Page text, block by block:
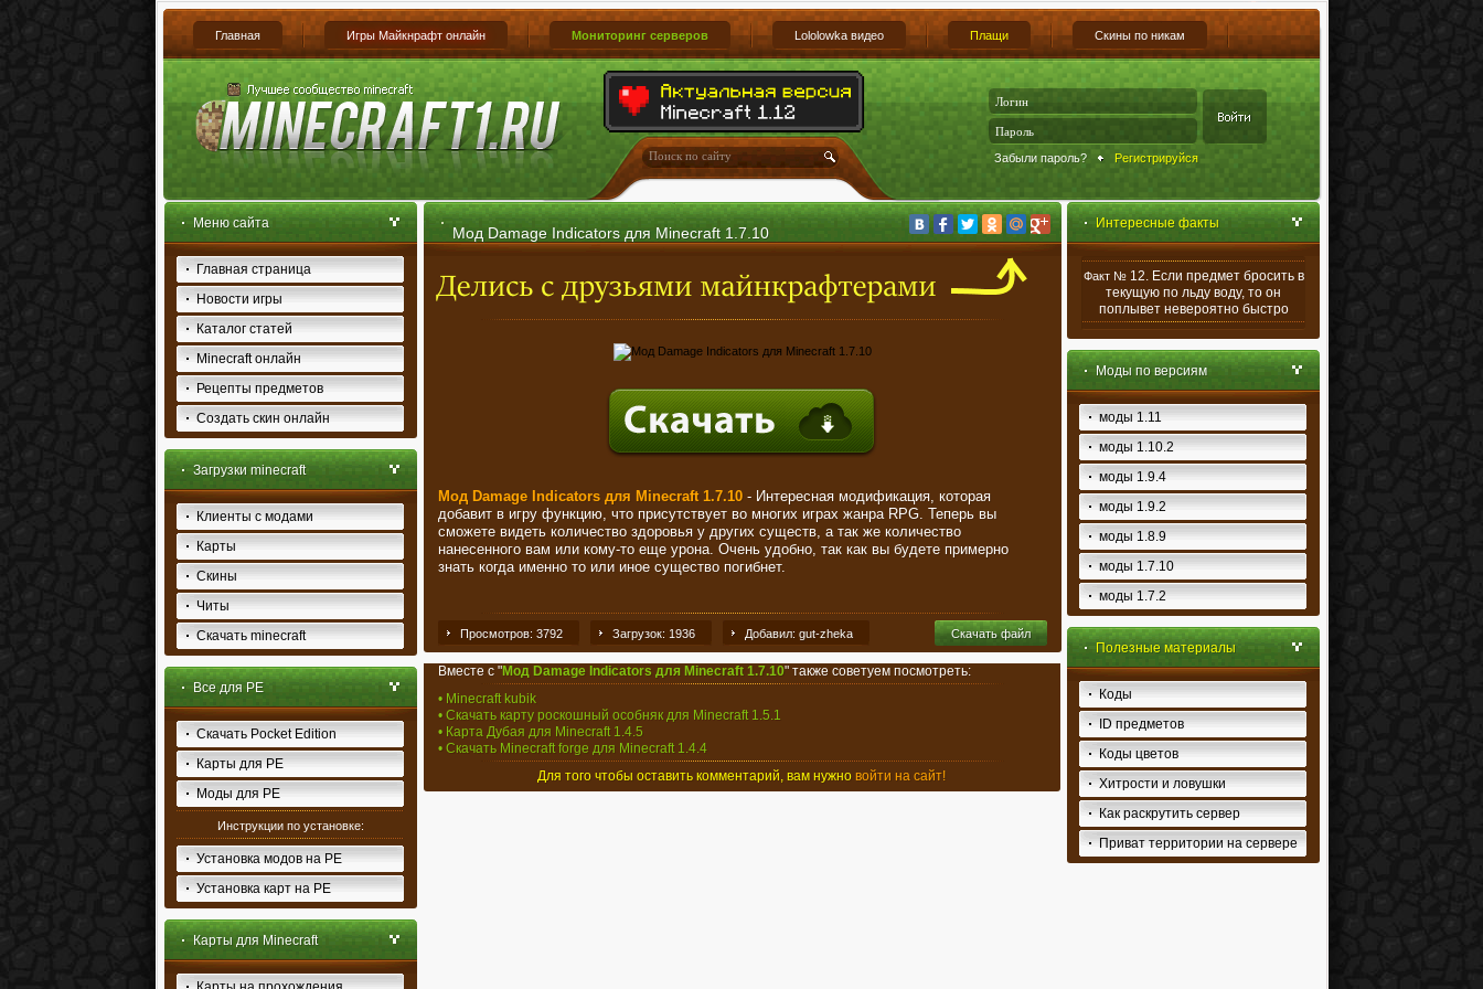
Главная Игры Майкнрафт онлайн Мониторинг серверов Lololowka видео Плащи Скины по никам
Забыли пароль? Регистрируйся
Меню сайта
Главная страница
Новости игры
Каталог статей
Minecraft онлайн
Рецепты предметов
Создать скин онлайн
Загрузки minecraft
Клиенты с модами
Карты
Скины
Читы
Скачать minecraft
Все для PE
Скачать Pocket Edition
Карты для PE
Моды для PE
Инструкции по установке:
Установка модов на PE
Установка карт на PE
Карты для Minecraft
Интересные факты
Факт № 12. Если предмет бросить в
текущую по льду воду, то он
поплывет невероятно быстро
Моды по версиям
моды 1.11
моды 1.10.2
моды 1.9.4
моды 1.9.2
моды 1.8.9
моды 1.7.10
моды 1.7.2
Полезные материалы
Коды
ID предметов
Коды цветов
Хитрости и ловушки
Как раскрутить сервер
Приват территории на сервере
Мод Damage Indicators для Minecraft 1.7.10
Мод Damage Indicators для Minecraft 1.7.10- Интересная модификация, которая
добавит в игру функцию, что присутствует во многих играх жанра RPG. Теперь вы
сможете видеть количество здоровья у других существ, а так же количество
нанесенного вам или кому-то еще урона. Очень удобно, так как вы будете примерно
знать когда именно то или иное существо погибнет.
Просмотров: 3792 Загрузок: 1936 Добавил: gut-zheka Скачать файл
Вместе с "Мод Damage Indicators для Minecraft 1.7.10" также советуем посмотреть:
• Minecraft kubik
• Скачать карту роскошный особняк для Minecraft 1.5.1
• Карта Дубая для Minecraft 1.4.5
• Скачать Minecraft forge для Minecraft 1.4.4
Для того чтобы оставить комментарий, вам нужно войти на сайт!